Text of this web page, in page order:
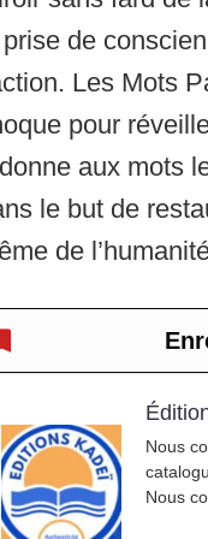
de
Les Mots
pour
aux mots
le but de
de
Nous
Nous